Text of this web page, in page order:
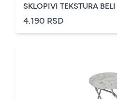
SKLOPIVI TEKSTURA
4.190 RSD